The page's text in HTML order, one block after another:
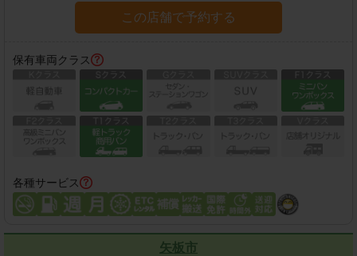
この店舗で予約する
保有車両クラス
各種サービス
矢板市